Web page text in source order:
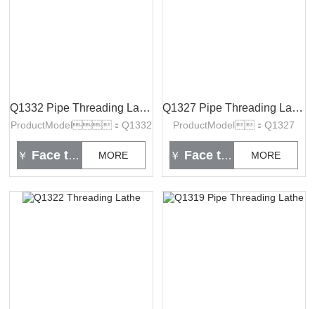
Q1332 Pipe Threading Lathe
ProductModel：Q1332
￥ Face to face MORE
Q1327 Pipe Threading Lathe
ProductModel：Q1327
￥ Face to face MORE